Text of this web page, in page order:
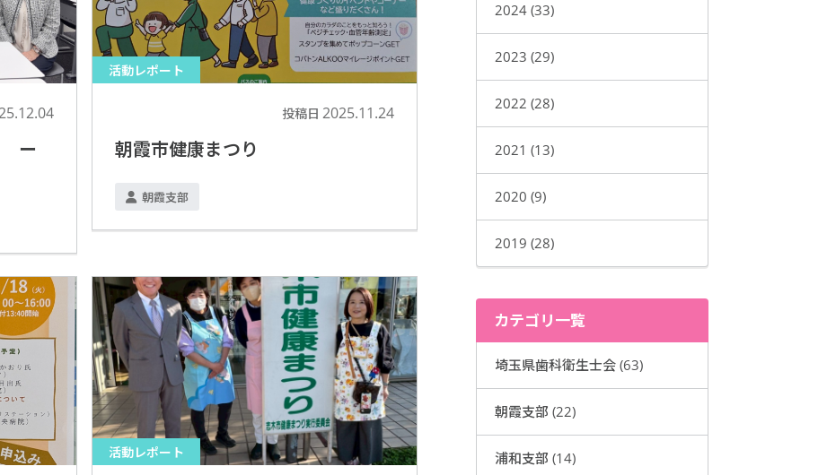
ー
活動レポート
投稿日 2025.11.24
朝霞市健康まつり
朝霞支部
活動レポート
2024 (33)
2023 (29)
2022 (28)
2021 (13)
2020 (9)
2019 (28)
カテゴリ一覧
埼玉県歯科衛生士会 (63)
朝霞支部 (22)
浦和支部 (14)